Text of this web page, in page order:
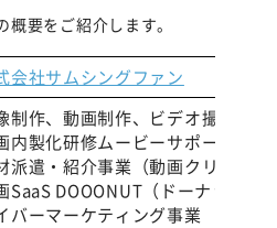
要をご紹介します。
会社サムシングファン
制作、動画制作、ビデオ撮影、
内製化研修ムービーサポートセル
派遣・紹介事業（動画クリエータ
SaaS DOOONUT（ドーナッツ）
バーマーケティング事業